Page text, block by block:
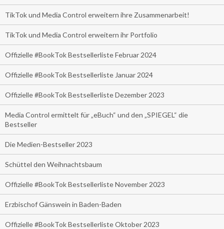
TikTok und Media Control erweitern ihre Zusammenarbeit!
TikTok und Media Control erweitern ihr Portfolio
Offizielle #BookTok Bestsellerliste Februar 2024
Offizielle #BookTok Bestsellerliste Januar 2024
Offizielle #BookTok Bestsellerliste Dezember 2023
Media Control ermittelt für „eBuch“ und den „SPIEGEL“ die
Bestseller
Die Medien-Bestseller 2023
Schüttel den Weihnachtsbaum
Offizielle #BookTok Bestsellerliste November 2023
Erzbischof Gänswein in Baden-Baden
Offizielle #BookTok Bestsellerliste Oktober 2023